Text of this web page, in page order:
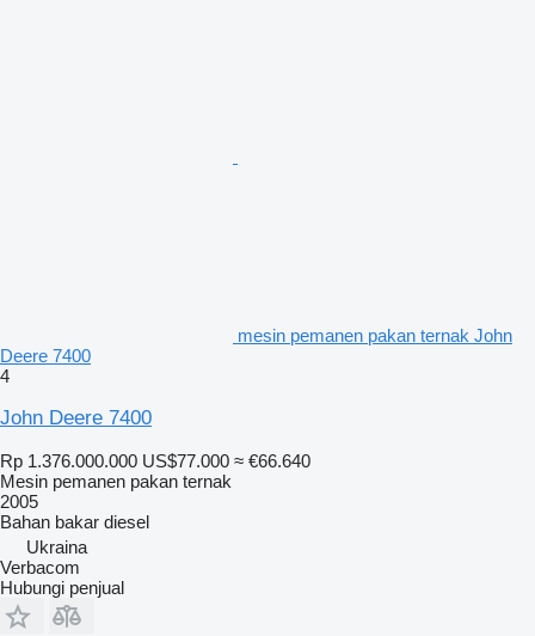
mesin pemanen pakan ternak John
Deere 7400
4
John Deere 7400
Rp 1.376.000.000 US$77.000 ≈ €66.640
Mesin pemanen pakan ternak
2005
Bahan bakar diesel
Ukraina
Verbacom
Hubungi penjual